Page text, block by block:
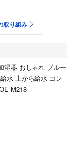
取り組み
湿器 おしゃれ ブルー
水 上から給水 コン
M218